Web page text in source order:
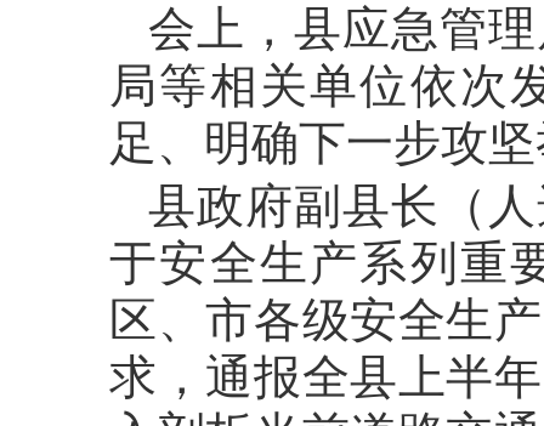
会上，县应急管
局等相关单位依次
足、明确下一步攻
县政府副县长（
于安全生产系列重
区、市各级安全生
求，通报全县上半